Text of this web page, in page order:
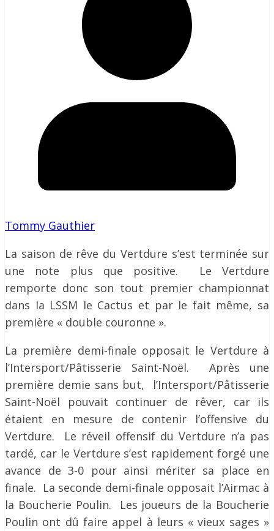
Tommy Gauthier
La saison de rêve du Vertdure s’est terminée sur
une note plus que positive. Le Vertdure
remporte donc son tout premier championnat
dans la LSSM le Cactus et par le fait même, sa
première « double couronne ».
La première demi-finale opposait le Vertdure à
l’Intersport/Pâtisserie Saint-Noël. Après une
première demie sans but, l’Intersport/Pâtisserie
Saint-Noël pouvait continuer de rêver, car ils
étaient en mesure de contenir l’offensive du
Vertdure. Le réveil offensif du Vertdure n’a pas
tardé, car le Vertdure s’est rapidement forgé une
avance de 3-0 pour ainsi mériter sa place en
finale. La seconde demi-finale opposait l’Airmac à
la Boucherie Poulin. Les joueurs de la Boucherie
Poulin ont dû faire appel à leurs « vieux sages »